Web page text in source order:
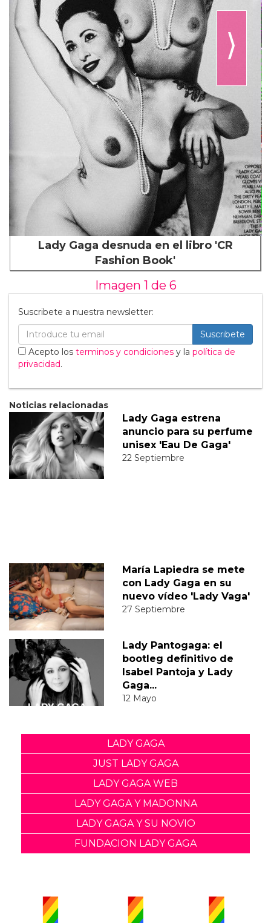
⟩
Lady Gaga desnuda en el libro 'CR
Fashion Book'
Imagen 1 de 6
Suscribete a nuestra newsletter:
Suscribete
Acepto los terminos y condiciones y la política de
privacidad.
Noticias relacionadas
Lady Gaga estrena
anuncio para su perfume
unisex 'Eau De Gaga'
22 Septiembre
María Lapiedra se mete
con Lady Gaga en su
nuevo vídeo 'Lady Vaga'
27 Septiembre
Lady Pantogaga: el
bootleg definitivo de
Isabel Pantoja y Lady
Gaga...
12 Mayo
LADY GAGA
JUST LADY GAGA
LADY GAGA WEB
LADY GAGA Y MADONNA
LADY GAGA Y SU NOVIO
FUNDACION LADY GAGA